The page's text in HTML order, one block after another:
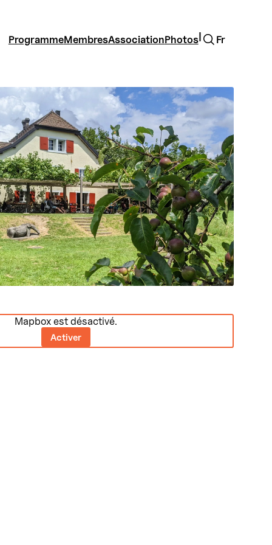
ProgrammeMembresAssociationPhotos
Rechercher
Fr
Mapbox est désactivé.
Activer